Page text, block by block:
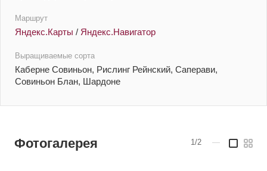
Маршрут
Яндекс.Карты / Яндекс.Навигатор
Выращиваемые сорта
Каберне Совиньон, Рислинг Рейнский, Саперави,
Совиньон Блан, Шардоне
Фотогалерея 1/2 —